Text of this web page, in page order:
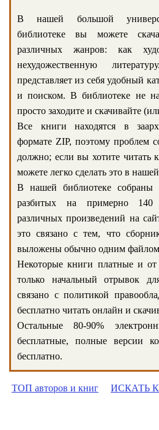
В нашей большой
библиотеке вы можете
различных жанров: как
нехудожественную
представляет из себя удобный
и поиском. В библиотеке не
просто заходите и скачивайте
Все книги находятся в
формате ZIP, поэтому проблем
должно; если вы хотите читать
можете легко сделать это в
В нашей библиотеке собраны
разбитых на примерно 140
различных произведений на
это связано с тем, что
выложены обычно одним
Некоторые книги платные и
только начальный отрывок
связано с политикой
бесплатно читать онлайн и
Остальные 80-90%
бесплатные, полные версии
бесплатно.
ТОП авторов и книг ИСКАТЬ